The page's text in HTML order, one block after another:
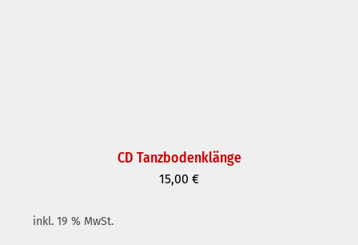
CD Tanzbodenklänge
15,00 €
inkl. 19 % MwSt.